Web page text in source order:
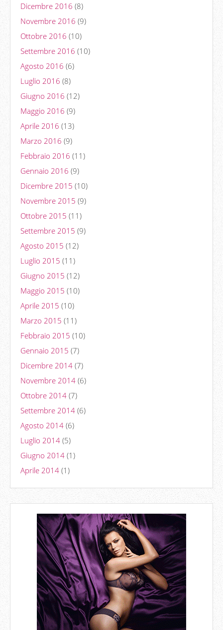
Dicembre 2016 (8)
Novembre 2016 (9)
Ottobre 2016 (10)
Settembre 2016 (10)
Agosto 2016 (6)
Luglio 2016 (8)
Giugno 2016 (12)
Maggio 2016 (9)
Aprile 2016 (13)
Marzo 2016 (9)
Febbraio 2016 (11)
Gennaio 2016 (9)
Dicembre 2015 (10)
Novembre 2015 (9)
Ottobre 2015 (11)
Settembre 2015 (9)
Agosto 2015 (12)
Luglio 2015 (11)
Giugno 2015 (12)
Maggio 2015 (10)
Aprile 2015 (10)
Marzo 2015 (11)
Febbraio 2015 (10)
Gennaio 2015 (7)
Dicembre 2014 (7)
Novembre 2014 (6)
Ottobre 2014 (7)
Settembre 2014 (6)
Agosto 2014 (6)
Luglio 2014 (5)
Giugno 2014 (1)
Aprile 2014 (1)